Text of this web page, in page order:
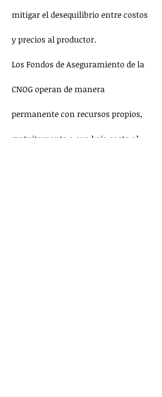
mitigar el desequilibrio entre costos
y precios al productor.
Los Fondos de Aseguramiento de la
CNOG operan de manera
permanente con recursos propios,
gratuitamente o con bajo costo al